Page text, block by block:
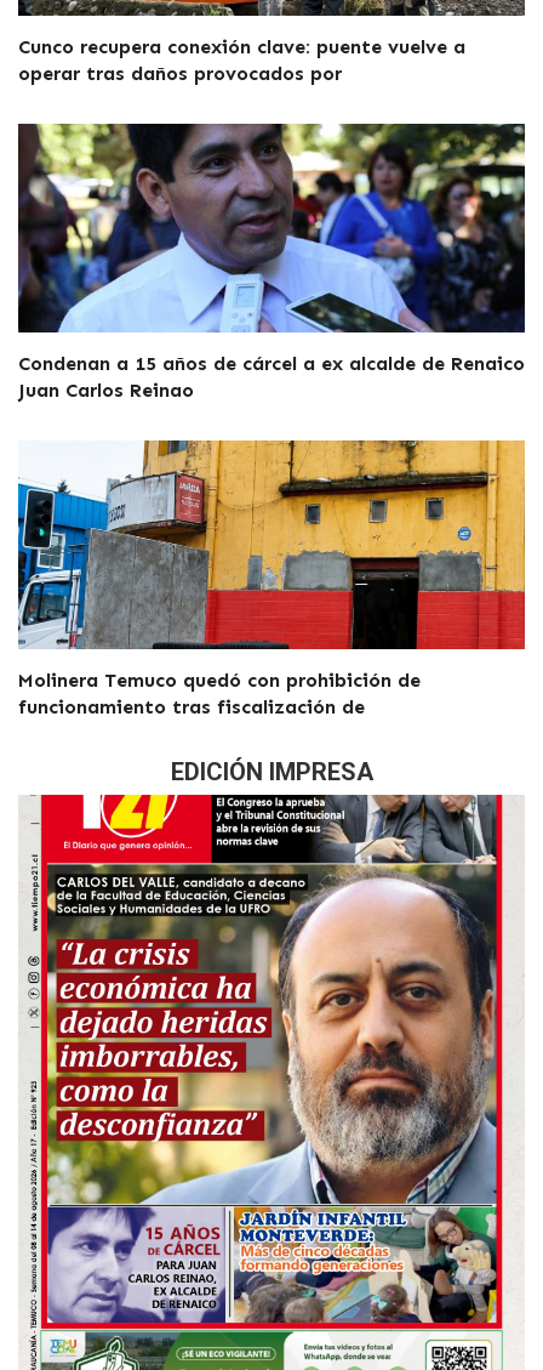
Cunco recupera conexión clave: puente vuelve a
operar tras daños provocados por
Condenan a 15 años de cárcel a ex alcalde de Renaico
Juan Carlos Reinao
Molinera Temuco quedó con prohibición de
funcionamiento tras fiscalización de
EDICIÓN IMPRESA